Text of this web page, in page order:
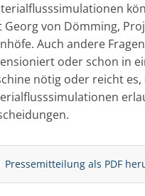
Georg von Dömming,
Auch andere
oder schon in
nötig oder reicht
Pressemitteilung als PDF